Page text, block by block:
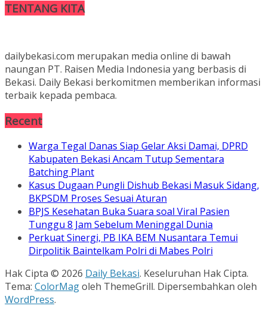
TENTANG KITA
dailybekasi.com merupakan media online di bawah
naungan PT. Raisen Media Indonesia yang berbasis di
Bekasi. Daily Bekasi berkomitmen memberikan informasi
terbaik kepada pembaca.
Recent
Warga Tegal Danas Siap Gelar Aksi Damai, DPRD
Kabupaten Bekasi Ancam Tutup Sementara
Batching Plant
Kasus Dugaan Pungli Dishub Bekasi Masuk Sidang,
BKPSDM Proses Sesuai Aturan
BPJS Kesehatan Buka Suara soal Viral Pasien
Tunggu 8 Jam Sebelum Meninggal Dunia
Perkuat Sinergi, PB IKA BEM Nusantara Temui
Dirpolitik Baintelkam Polri di Mabes Polri
Hak Cipta © 2026 Daily Bekasi. Keseluruhan Hak Cipta.
Tema: ColorMagoleh ThemeGrill. Dipersembahkan oleh
WordPress.